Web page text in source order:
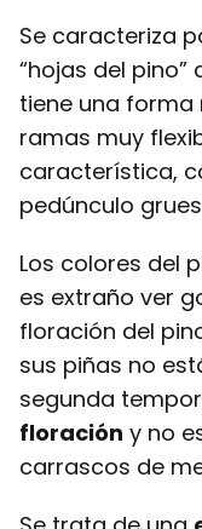
Se caracteriza
“hojas del pino”
tiene una forma
ramas muy
característica,
pedúnculo
Los colores del
es extraño ver
floración del
sus piñas no
segunda
floración y no
carrascos de